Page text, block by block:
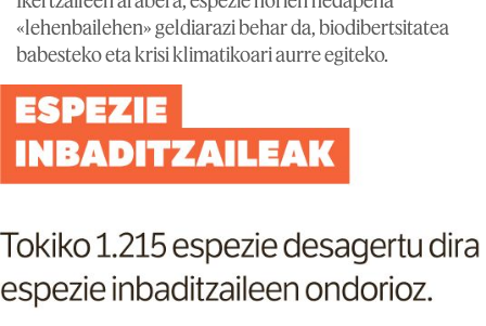
«lehenbailehen» geldiarazi behar da, biodibertsitatea
babesteko eta krisi klimatikoari aurre egiteko.